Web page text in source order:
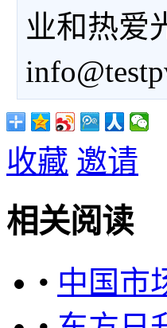
业和热爱
收藏 邀请
相关阅读
• 中国市